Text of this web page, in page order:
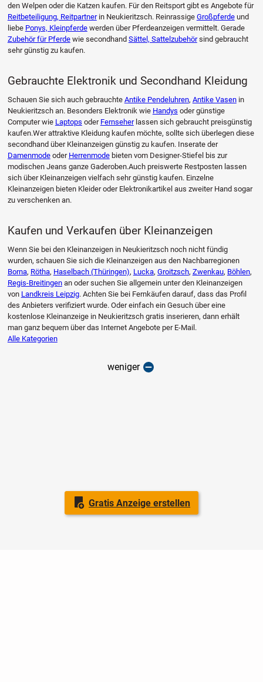
Gratis Anzeige erstellen
den Welpen oder die Katzen kaufen. Für den Reitsport gibt es Angebote für
Reitbeteiligung, Reitpartnerin Neukieritzsch. Reinrassige Großpferdeund
liebe Ponys, Kleinpferdewerden über Pferdeanzeigen vermittelt. Gerade
Zubehör für Pferdewie secondhand Sättel, Sattelzubehörsind gebraucht
sehr günstig zu kaufen.
Gebrauchte Elektronik und Secondhand Kleidung
Schauen Sie sich auch gebrauchte Antike Pendeluhren, Antike Vasenin
Neukieritzsch an. Besonders Elektronik wie Handys oder günstige
Computer wie Laptops oder Fernseherlassen sich gebraucht preisgünstig
kaufen.Wer attraktive Kleidung kaufen möchte, sollte sich überlegen diese
secondhand über Kleinanzeigen günstig zu kaufen. Inserate der
Damenmodeoder Herrenmodebieten vom Designer-Stiefel bis zur
modischen Jeans ganze Gaderoben.Auch preiswerte Restposten lassen
sich über Kleinanzeigen vielfach sehr günstig kaufen. Einzelne
Kleinanzeigen bieten Kleider oder Elektronikartikel aus zweiter Hand sogar
zu verschenken an.
Kaufen und Verkaufen über Kleinanzeigen
Wenn Sie bei den Kleinanzeigen in Neukieritzsch noch nicht fündig
wurden, schauen Sie sich die Kleinanzeigen aus den Nachbarregionen
Borna, Rötha, Haselbach (Thüringen), Lucka, Groitzsch, Zwenkau, Böhlen,
Regis-Breitingenan oder suchen Sie allgemein unter den Kleinanzeigen
von Landkreis Leipzig. Achten Sie bei Fernkäufen darauf, dass das Profil
des Anbieters verifiziert wurde. Oder einfach ein Gesuch über eine
kostenlose Kleinanzeige in Neukieritzsch gratis inserieren, dann erhält
man ganz bequem über das Internet Angebote per E-Mail.
Alle Kategorien
weniger